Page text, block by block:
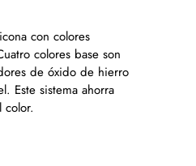
con colores
colores base son
de óxido de hierro
Este sistema ahorra